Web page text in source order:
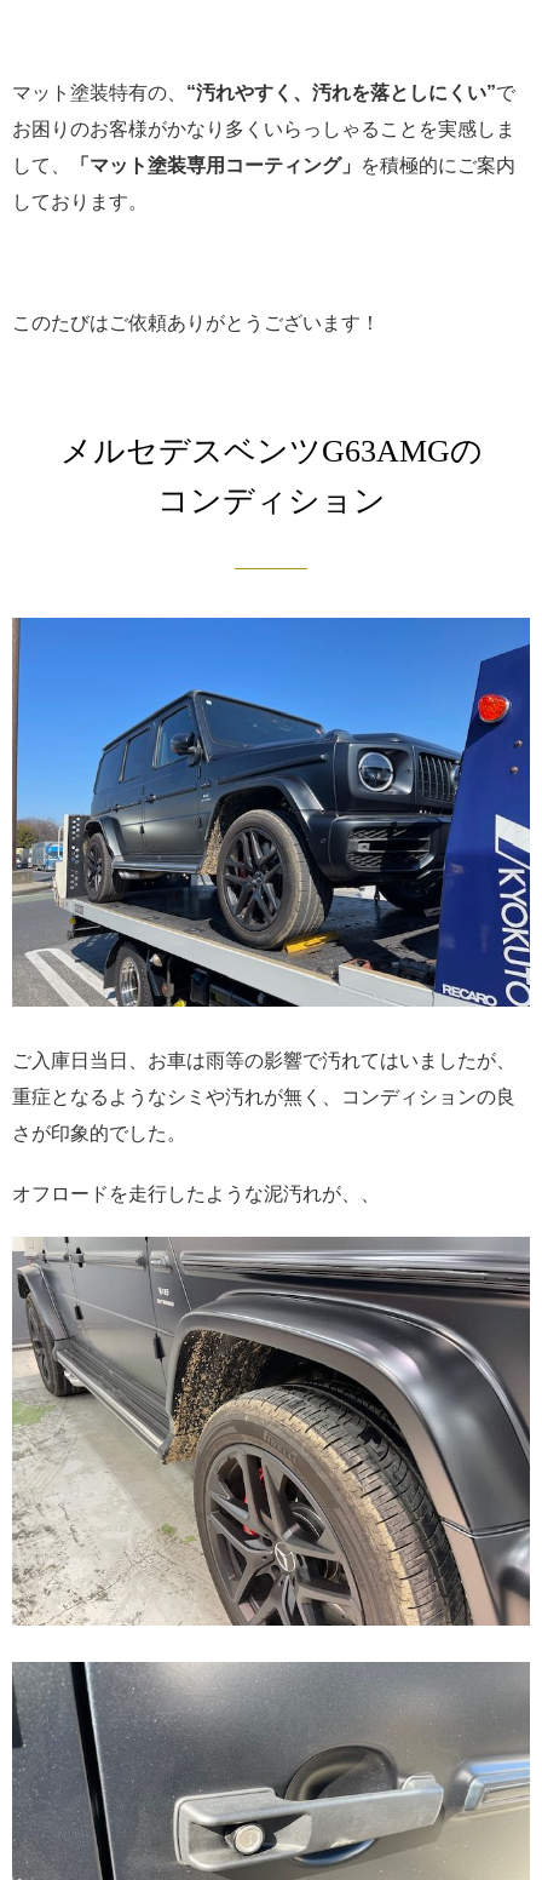
マット塗装特有の、 “汚れやすく、汚れを落としにくい”で
お困りのお客様がかなり多くいらっしゃることを実感しま
して、
「マット塗装専用コーティング」
を積極的にご案内
しております。
このたびはご依頼ありがとうございます！
メルセデスベンツG63AMGの
コンディション
ご入庫日当日、お車は雨等の影響で汚れてはいましたが、
重症となるようなシミや汚れが無く、コンディションの良
さが印象的でした。
オフロードを走行したような泥汚れが、、